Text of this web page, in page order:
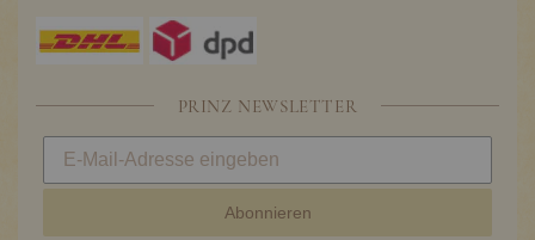
PRINZ NEWSLETTER
Abonnieren